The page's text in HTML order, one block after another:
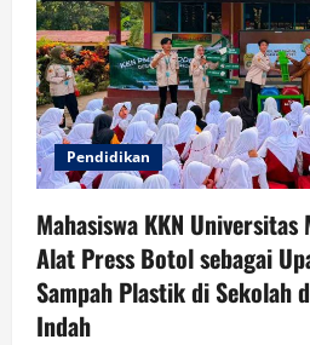
Pendidikan
Mahasiswa KKN
Alat Press Botol sebagai
Sampah Plastik di Sekolah
Indah